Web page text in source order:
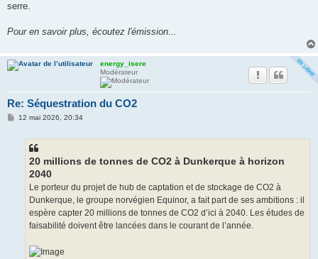
serre.
Pour en savoir plus, écoutez l'émission...
energy_isere
Modérateur
Re: Séquestration du CO2
M12 mai 2026, 20:34
20 millions de tonnes de CO2 à Dunkerque à horizon
2040
Le porteur du projet de hub de captation et de stockage de CO2 à
Dunkerque, le groupe norvégien Equinor, a fait part de ses ambitions : il
espère capter 20 millions de tonnes de CO2 d’ici à 2040. Les études de
faisabilité doivent être lancées dans le courant de l’année.